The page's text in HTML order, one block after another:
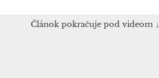
Článok pokračuje pod videom ↓